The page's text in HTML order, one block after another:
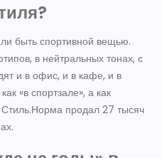
быть спортивной вещью.
в нейтральных тонах, с
и в офис, и в кафе, и в
«в спортзале», а как
продал 27 тысяч